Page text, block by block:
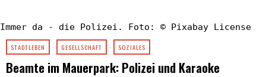
Immer da - die Polizei. Foto: © Pixabay License
STADTLEBEN · GESELLSCHAFT · SOZIALES
Beamte im Mauerpark: Polizei und Karaoke